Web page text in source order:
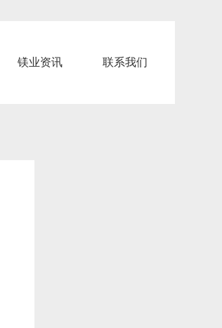
镁业资讯 联系我们